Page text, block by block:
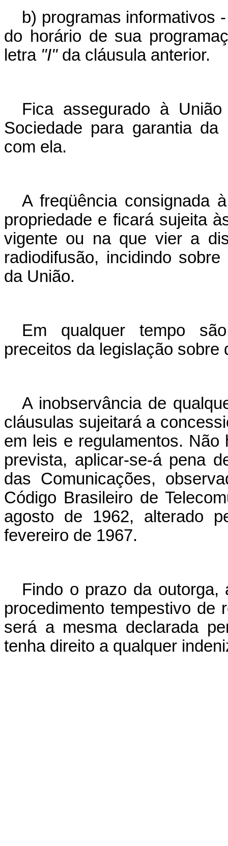
b) programas informativos
do horário de sua
letra "I"da cláusula anterior.
Fica assegurado à
Sociedade para garantia
com ela.
A freqüência consignada
propriedade e ficará sujeita
vigente ou na que vier a
radiodifusão, incidindo
da União.
Em qualquer tempo
preceitos da legislação
A inobservância de
cláusulas sujeitará a
em leis e regulamentos. Não
prevista, aplicar-se-á pena
das Comunicações,
Código Brasileiro de
agosto de 1962, alterado
fevereiro de 1967.
Findo o prazo da
procedimento tempestivo de
será a mesma declarada
tenha direito a qualquer